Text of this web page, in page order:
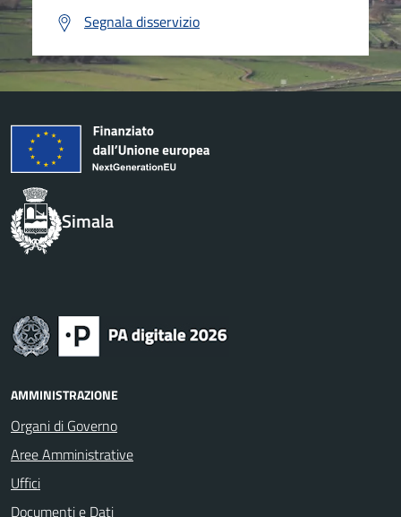
Segnala disservizio
Simala
AMMINISTRAZIONE
Organi di Governo
Aree Amministrative
Uffici
Documenti e Dati